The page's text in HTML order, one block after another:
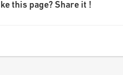
this page? Share it !